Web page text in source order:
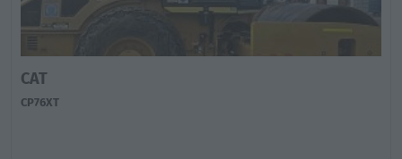
CAT
CP76XT